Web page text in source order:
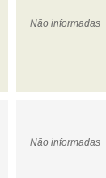
Não informadas
Não informadas